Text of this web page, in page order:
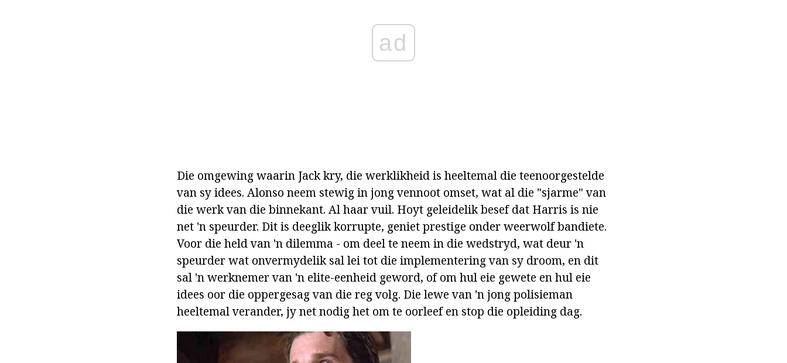
ad
Die omgewing waarin Jack kry, die werklikheid is heeltemal die teenoorgestelde
van sy idees. Alonso neem stewig in jong vennoot omset, wat al die "sjarme" van
die werk van die binnekant. Al haar vuil. Hoyt geleidelik besef dat Harris is nie
net 'n speurder. Dit is deeglik korrupte, geniet prestige onder weerwolf bandiete.
Voor die held van 'n dilemma - om deel te neem in die wedstryd, wat deur 'n
speurder wat onvermydelik sal lei tot die implementering van sy droom, en dit
sal 'n werknemer van 'n elite-eenheid geword, of om hul eie gewete en hul eie
idees oor die oppergesag van die reg volg. Die lewe van 'n jong polisieman
heeltemal verander, jy net nodig het om te oorleef en stop die opleiding dag.